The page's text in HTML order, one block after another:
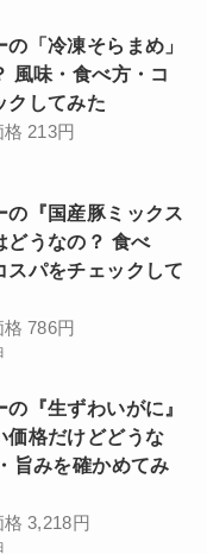
「冷凍そらまめ」
風味・食べ方・コ
クしてみた
格 213円
の『国産豚ミックス
どうなの？ 食べ
スパをチェックして
格 786円
『生ずわいがに』
価格だけどどうな
旨みを確かめてみ
格 3,218円